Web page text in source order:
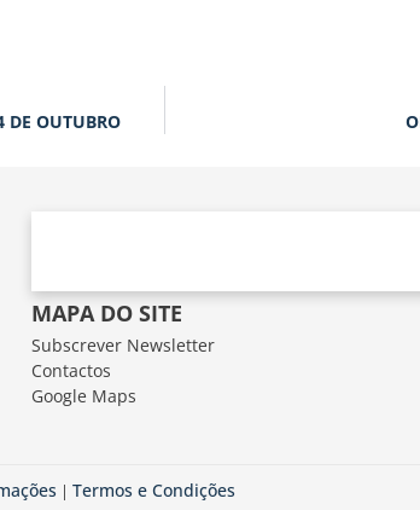
DE OUTUBRO
MAPA DO SITE
Subscrever Newsletter
Contactos
Google Maps
| Termos e Condições